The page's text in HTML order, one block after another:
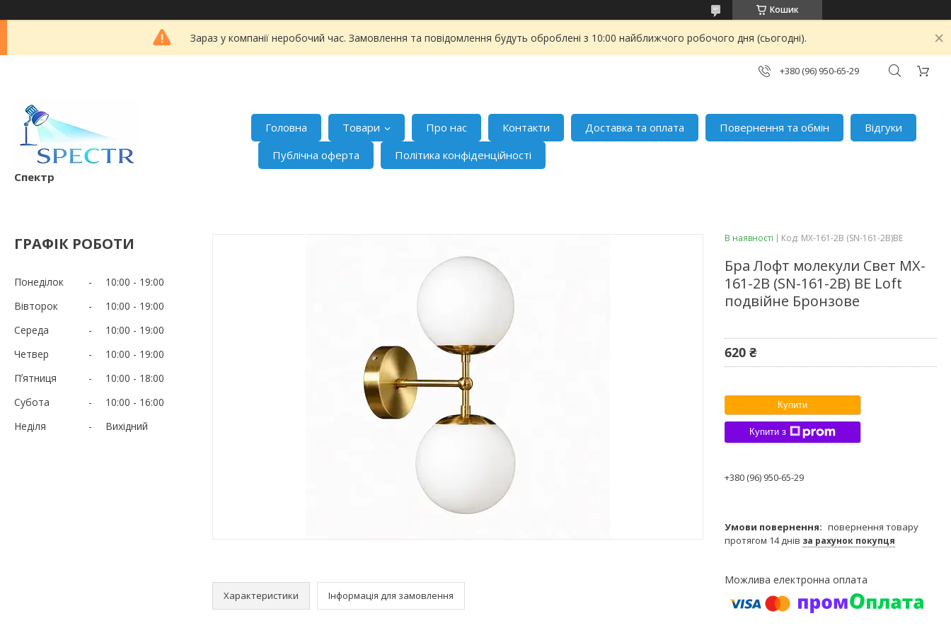
Кошик
Зараз у компанії неробочий час. Замовлення та повідомлення будуть оброблені з 10:00 найближчого робочого дня (сьогодні).
+380 (96) 950-65-29
Спектр
Головна Товари Про нас Контакти Доставка та оплата Повернення та обмін
Відгуки
Публічна оферта
Політика конфіденційності
ГРАФІК РОБОТИ
Понеділок 10:00
19:00
Вівторок
10:00
19:00
Середа
10:00
19:00
Четвер
10:00
19:00
Пʼятниця
10:00
18:00
Субота
10:00
16:00
Неділя
Вихідний
Характеристики Інформація для замовлення
В наявності Код: MX-161-2B (SN-161-2B)BE
Бра Лофт молекули Свет MX-
161-2B (SN-161-2B) BE Loft
подвійне Бронзове
620 ₴
Купити
Купити з
+380 (96) 950-65-29
повернення товару
протягом 14 днів за рахунок покупця